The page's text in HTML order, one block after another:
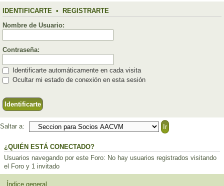
IDENTIFICARTE • REGISTRARTE
Nombre de Usuario:
Contraseña:
Identificarte automáticamente en cada visita
Ocultar mi estado de conexión en esta sesión
Saltar a:
¿QUIÉN ESTÁ CONECTADO?
Usuarios navegando por este Foro: No hay usuarios registrados visitando
el Foro y 1 invitado
Índice general